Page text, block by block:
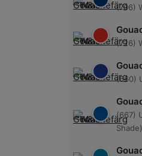
(706)
(726)
(660)
(667)
Shade)